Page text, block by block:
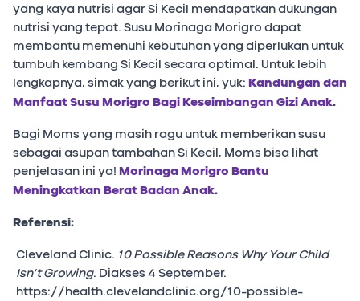
yang kaya nutrisi agar Si Kecil mendapatkan dukungan
nutrisi yang tepat. Susu Morinaga Morigro dapat
membantu memenuhi kebutuhan yang diperlukan untuk
tumbuh kembang Si Kecil secara optimal. Untuk lebih
lengkapnya, simak yang berikut ini, yuk: Kandungan dan
Manfaat Susu Morigro Bagi Keseimbangan Gizi Anak.
Bagi Moms yang masih ragu untuk memberikan susu
sebagai asupan tambahan Si Kecil, Moms bisa lihat
penjelasan ini ya! Morinaga Morigro Bantu
Meningkatkan Berat Badan Anak.
Referensi:
Cleveland Clinic. 10 Possible Reasons Why Your Child
Isn’t Growing. Diakses 4 September.
https://health.clevelandclinic.org/10-possible-